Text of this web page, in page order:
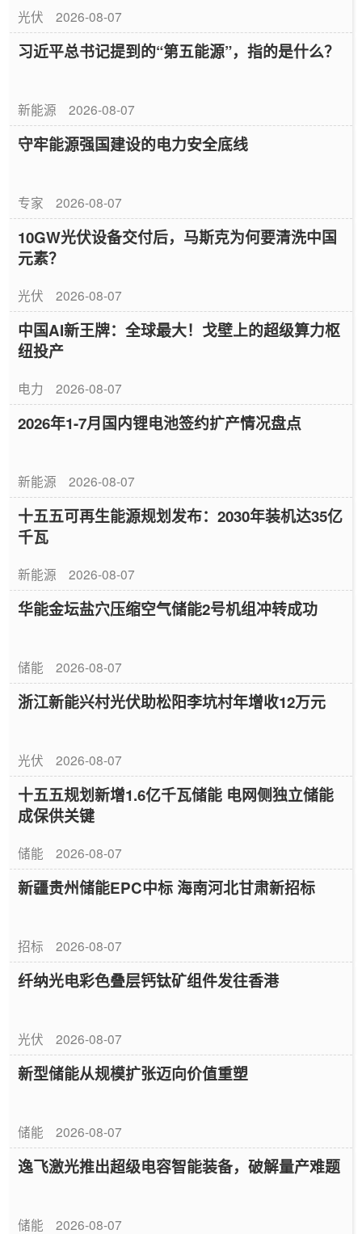
光伏 2026-08-07
习近平总书记提到的“第五能源”，指的是什么？
新能源 2026-08-07
守牢能源强国建设的电力安全底线
专家 2026-08-07
10GW光伏设备交付后，马斯克为何要清洗中国
元素？
光伏 2026-08-07
中国AI新王牌：全球最大！戈壁上的超级算力枢
纽投产
电力 2026-08-07
2026年1-7月国内锂电池签约扩产情况盘点
新能源 2026-08-07
十五五可再生能源规划发布：2030年装机达35亿
千瓦
新能源 2026-08-07
华能金坛盐穴压缩空气储能2号机组冲转成功
储能 2026-08-07
浙江新能兴村光伏助松阳李坑村年增收12万元
光伏 2026-08-07
十五五规划新增1.6亿千瓦储能 电网侧独立储能
成保供关键
储能 2026-08-07
新疆贵州储能EPC中标 海南河北甘肃新招标
招标 2026-08-07
纤纳光电彩色叠层钙钛矿组件发往香港
光伏 2026-08-07
新型储能从规模扩张迈向价值重塑
储能 2026-08-07
逸飞激光推出超级电容智能装备，破解量产难题
储能 2026-08-07